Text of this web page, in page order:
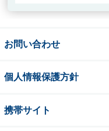
お問い合わせ
個人情報保護方針
携帯サイト